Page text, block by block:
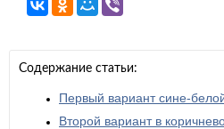
Содержание статьи:
Первый вариант сине-
Второй вариант в